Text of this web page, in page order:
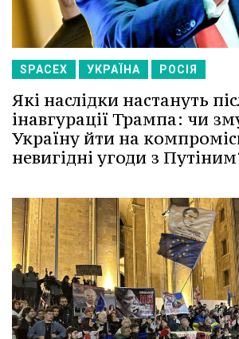
SPACEX УКРАЇНА РОСІЯ
Які наслідки настануть
інавгурації Трампа: чи
Україну йти на
невигідні угоди з